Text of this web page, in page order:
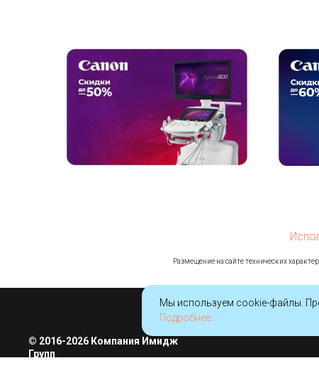
Мы используем cookie-файлы.
Подробнее...
Размещение на сайте технических
© 2016-2026 Компания Имидж
Групп